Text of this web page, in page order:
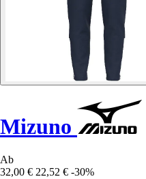
Mizuno
Ab
32,00 € 22,52 € -30%